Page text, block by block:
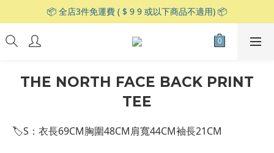
📦 全店3件免運費 ( $ 9 9 或以下商品不適用) 📦
THE NORTH FACE BACK PRINT
TEE
🏷S：衣長69CM胸圍48CM肩寬44CM袖長21CM